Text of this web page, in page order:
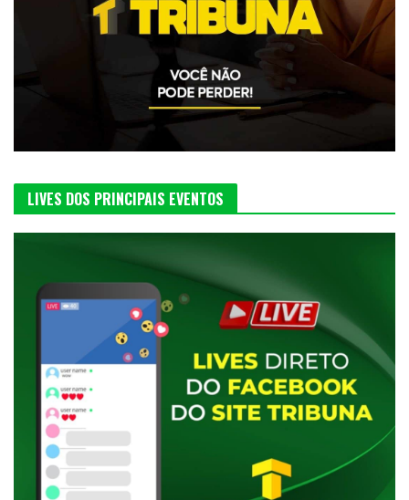
LIVES DOS PRINCIPAIS EVENTOS